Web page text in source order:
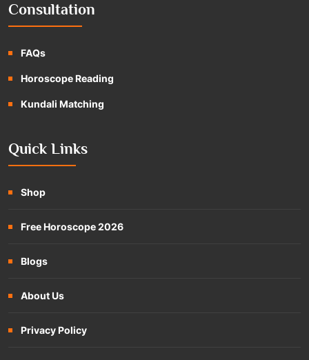
Consultation
FAQs
Horoscope Reading
Kundali Matching
Quick Links
Shop
Free Horoscope 2026
Blogs
About Us
Privacy Policy